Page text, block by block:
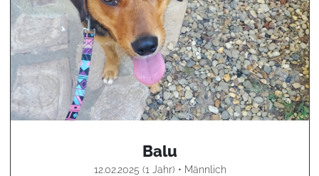
Balu
12.02.2025 (1 Jahr) • Männlich